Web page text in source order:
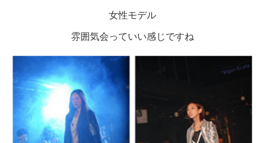
女性モデル
雰囲気会っていい感じですね